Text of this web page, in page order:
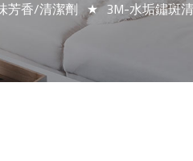
芳香/清潔劑 3M-水垢鏽斑